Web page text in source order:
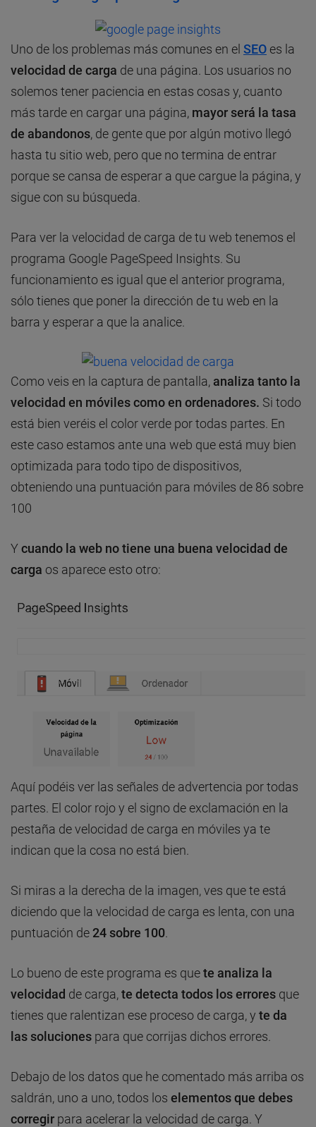
Uno de los problemas más comunes en el SEO es la
velocidad de carga de una página. Los usuarios no
solemos tener paciencia en estas cosas y, cuanto
más tarde en cargar una página, mayor será la tasa
de abandonos, de gente que por algún motivo llegó
hasta tu sitio web, pero que no termina de entrar
porque se cansa de esperar a que cargue la página, y
sigue con su búsqueda.
Para ver la velocidad de carga de tu web tenemos el
programa Google PageSpeed Insights. Su
funcionamiento es igual que el anterior programa,
sólo tienes que poner la dirección de tu web en la
barra y esperar a que la analice.
Como veis en la captura de pantalla, analiza tanto la
velocidad en móviles como en ordenadores. Si todo
está bien veréis el color verde por todas partes. En
este caso estamos ante una web que está muy bien
optimizada para todo tipo de dispositivos,
obteniendo una puntuación para móviles de 86 sobre
100
Ycuando la web no tiene una buena velocidad de
carga os aparece esto otro:
Aquí podéis ver las señales de advertencia por todas
partes. El color rojo y el signo de exclamación en la
pestaña de velocidad de carga en móviles ya te
indican que la cosa no está bien.
Si miras a la derecha de la imagen, ves que te está
diciendo que la velocidad de carga es lenta, con una
puntuación de24 sobre 100
Lo bueno de este programa es quete analiza la
velocidad de carga,te detecta todos los errores que
tienes que ralentizan ese proceso de carga, y te da
las soluciones para que corrijas dichos errores.
Debajo de los datos que he comentado más arriba os
saldrán, uno a uno, todos los elementos que debes
corregir para acelerar la velocidad de carga. Y